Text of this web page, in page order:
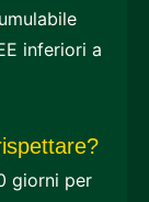
inferiori a
giorni per